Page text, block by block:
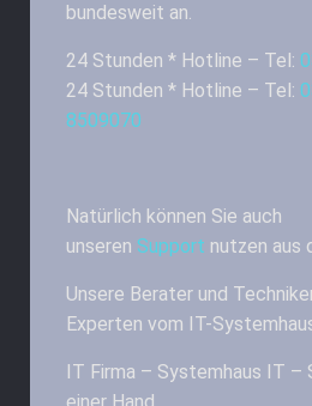
bundesweit an.
24 Stunden * Hotline – Tel:
24 Stunden * Hotline – Tel:
8509070
Natürlich können Sie auch
unseren Support nutzen aus
Unsere Berater und
Experten vom IT-
IT Firma – Systemhaus IT –